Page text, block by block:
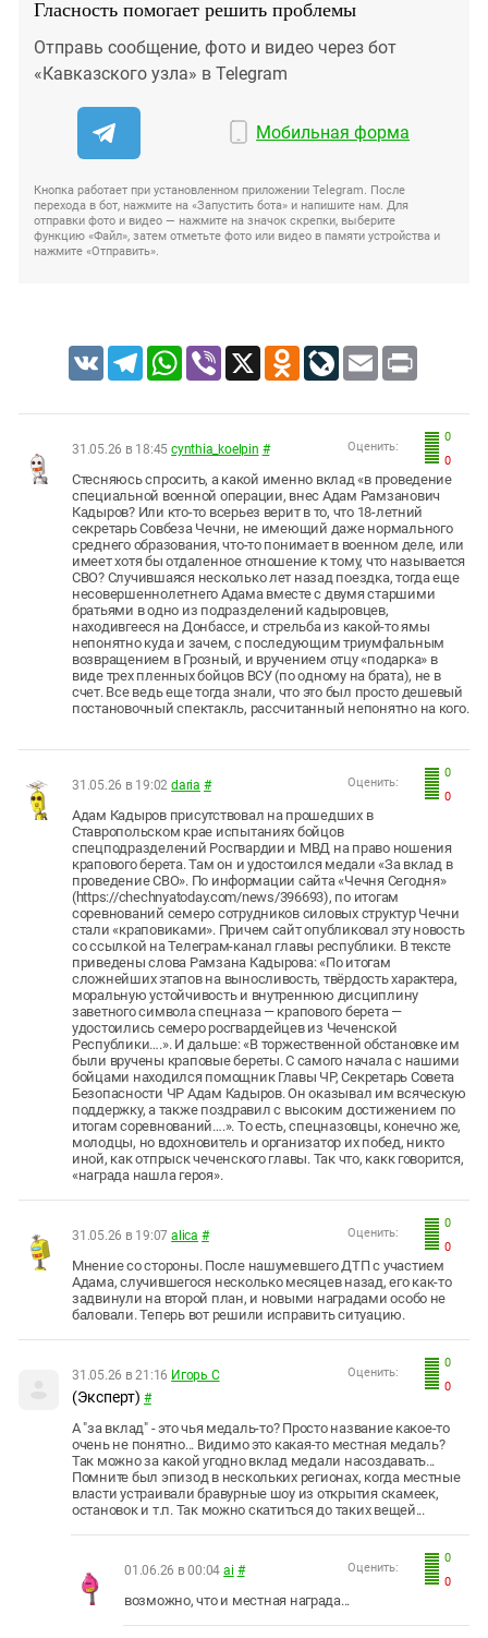
Гласность помогает решить проблемы
Отправь сообщение, фото и видео через бот
«Кавказского узла» в Telegram
Мобильная форма
Кнопка работает при установленном приложении Telegram. После
перехода в бот, нажмите на «Запустить бота» и напишите нам. Для
отправки фото и видео — нажмите на значок скрепки, выберите
функцию «Файл», затем отметьте фото или видео в памяти устройства и
нажмите «Отправить».
VK TelegramWhatsApp
Viber X Odnoklassniki
LiveJournal
Email Print
0
0
Оценить:
31.05.26 в 18:45 cynthia_koelpin #
Стесняюсь спросить, а какой именно вклад «в проведение
специальной военной операции, внес Адам Рамзанович
Кадыров? Или кто-то всерьез верит в то, что 18-летний
секретарь Совбеза Чечни, не имеющий даже нормального
среднего образования, что-то понимает в военном деле, или
имеет хотя бы отдаленное отношение к тому, что называется
СВО? Случившаяся несколько лет назад поездка, тогда еще
несовершеннолетнего Адама вместе с двумя старшими
братьями в одно из подразделений кадыровцев,
находивгееся на Донбассе, и стрельба из какой-то ямы
непонятно куда и зачем, с последующим триумфальным
возвращением в Грозный, и вручением отцу «подарка» в
виде трех пленных бойцов ВСУ (по одному на брата), не в
счет. Все ведь еще тогда знали, что это был просто дешевый
постановочный спектакль, рассчитанный непонятно на кого.
0
0
Оценить:
31.05.26 в 19:02 daria #
Адам Кадыров присутствовал на прошедших в
Ставропольском крае испытаниях бойцов
спецподразделений Росгвардии и МВД на право ношения
крапового берета. Там он и удостоился медали «За вклад в
проведение СВО». По информации сайта «Чечня Сегодня»
(https://chechnyatoday.com/news/396693), по итогам
соревнований семеро сотрудников силовых структур Чечни
стали «краповиками». Причем сайт опубликовал эту новость
со ссылкой на Телеграм-канал главы республики. В тексте
приведены слова Рамзана Кадырова: «По итогам
сложнейших этапов на выносливость, твёрдость характера,
моральную устойчивость и внутреннюю дисциплину
заветного символа спецназа — крапового берета —
удостоились семеро росгвардейцев из Чеченской
Республики….». И дальше: «В торжественной обстановке им
были вручены краповые береты. С самого начала с нашими
бойцами находился помощник Главы ЧР, Секретарь Совета
Безопасности ЧР Адам Кадыров. Он оказывал им всяческую
поддержку, а также поздравил с высоким достижением по
итогам соревнований….». То есть, спецназовцы, конечно же,
молодцы, но вдохновитель и организатор их побед, никто
иной, как отпрыск чеченского главы. Так что, какк говорится,
«награда нашла героя».
0
0
Оценить:
31.05.26 в 19:07 alica #
Мнение со стороны. После нашумевшего ДТП с участием
Адама, случившегося несколько месяцев назад, его как-то
задвинули на второй план, и новыми наградами особо не
баловали. Теперь вот решили исправить ситуацию.
0
0
Оценить:
31.05.26 в 21:16 Игорь С
(Эксперт) #
А "за вклад" - это чья медаль-то? Просто название какое-то
очень не понятно... Видимо это какая-то местная медаль?
Так можно за какой угодно вклад медали насоздавать...
Помните был эпизод в нескольких регионах, когда местные
власти устраивали бравурные шоу из открытия скамеек,
остановок и т.п. Так можно скатиться до таких вещей...
0
0
Оценить:
01.06.26 в 00:04 ai #
возможно, что и местная награда...